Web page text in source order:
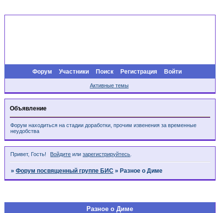
Форум Участники Поиск Регистрация Войти
Активные темы
Объявление
Форум находиться на стадии доработки, прочим извенения за временные
неудобства
Привет, Гость! Войдите илизарегистрируйтесь
»Форум посвященный группе БИС » Разное о Диме
Разное о Диме